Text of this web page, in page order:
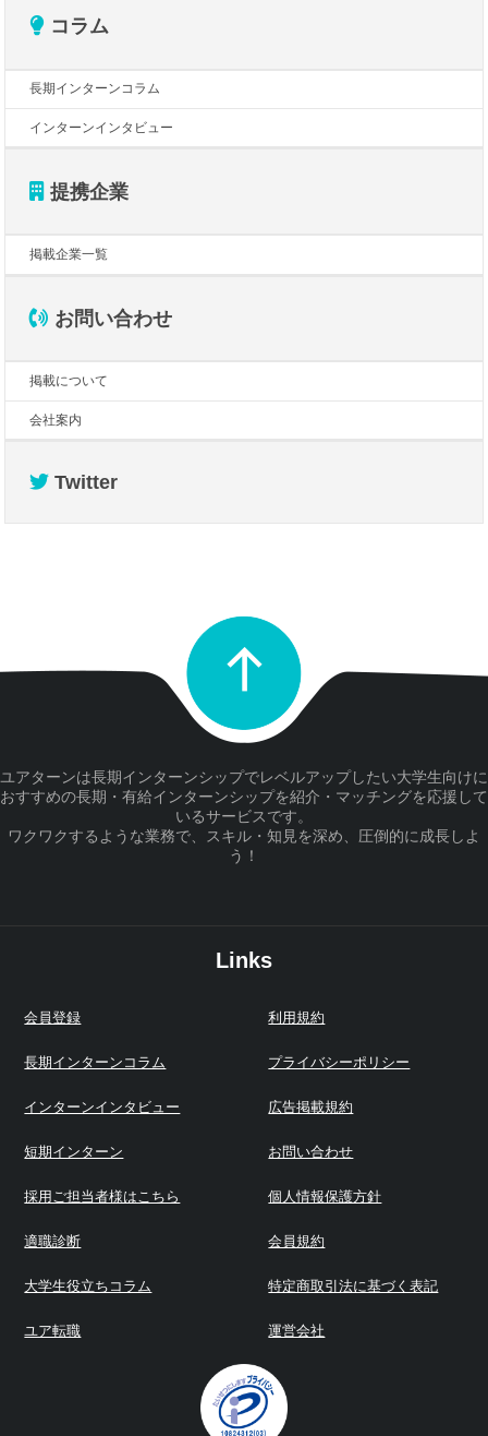
コラム
長期インターンコラム
インターンインタビュー
提携企業
掲載企業一覧
お問い合わせ
掲載について
会社案内
Twitter
ユアターンは長期インターンシップでレベルアップしたい大学生向けに
おすすめの長期・有給インターンシップを紹介・マッチングを応援して
いるサービスです。
ワクワクするような業務で、スキル・知見を深め、圧倒的に成長しよ
う！
Links
会員登録
長期インターンコラム
インターンインタビュー
短期インターン
採用ご担当者様はこちら
適職診断
大学生役立ちコラム
ユア転職
利用規約
プライバシーポリシー
広告掲載規約
お問い合わせ
個人情報保護方針
会員規約
特定商取引法に基づく表記
運営会社